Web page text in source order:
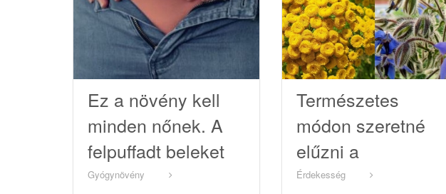
Ez a növény kell
minden nőnek. A
felpuffadt beleket
kipucolja, a
Gyógynövény
Természetes
módon szeretné
elűzni a
szúnyogokat és
Érdekesség